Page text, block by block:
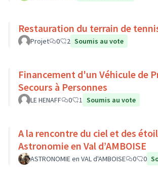
Restauration du terrain de
Projet 0 2 Soumis au vote
Financement d'un Véhicule de
Secours à Personnes
LE HENAFF 0 1 Soumis au vote
A la rencontre du ciel et des
Astronomie en Val d’AMBOISE
ASTRONOMIE en VAL d'AMBOISE 0 0